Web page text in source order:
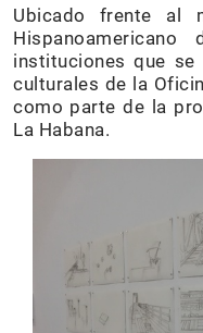
Ubicado frente al
instituciones que
culturales de la
como parte de la
La Habana.